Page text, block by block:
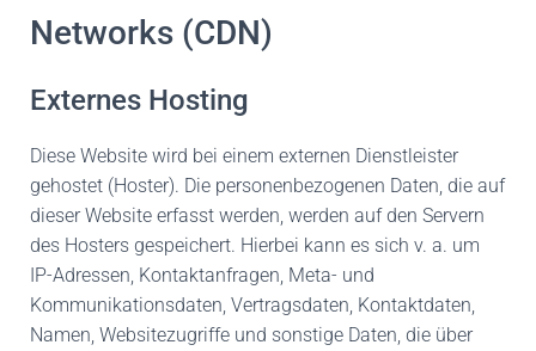
Networks (CDN)
Externes Hosting
Diese Website wird bei einem externen Dienstleister
gehostet (Hoster). Die personenbezogenen Daten, die auf
dieser Website erfasst werden, werden auf den Servern
des Hosters gespeichert. Hierbei kann es sich v. a. um
IP-Adressen, Kontaktanfragen, Meta- und
Kommunikationsdaten, Vertragsdaten, Kontaktdaten,
Namen, Websitezugriffe und sonstige Daten, die über